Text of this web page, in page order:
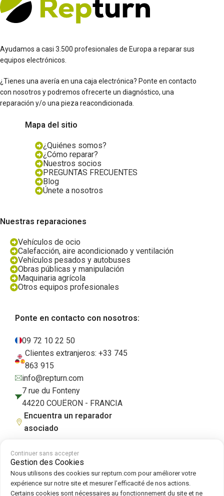
Ayudamos a casi 3.500 profesionales de Europa a reparar sus
equipos electrónicos.
¿Tienes una avería en una caja electrónica? Ponte en contacto
con nosotros y podremos ofrecerte un diagnóstico, una
reparación y/o una pieza reacondicionada.
Mapa del sitio
¿Quiénes somos?
¿Cómo reparar?
Nuestros socios
PREGUNTAS FRECUENTES
Blog
Únete a nosotros
Nuestras reparaciones
Vehículos de ocio
Calefacción, aire acondicionado y ventilación
Vehículos pesados y autobuses
Obras públicas y manipulación
Maquinaria agrícola
Otros equipos profesionales
Ponte en contacto con nosotros:
09 72 10 22 50
Clientes extranjeros: +33 745
863 915
info@repturn.com
7 rue du Fonteny
44220 COUËRON - FRANCIA
Encuentra un reparador
asociado
Condiciones generales de venta Aviso legal Política de privacidad
Cookies|Política de cookies
Continuer sans accepter
Gestion des Cookies
Nous utilisons des cookies sur repturn.com pour améliorer votre
expérience sur notre site et mesurer l’efficacité de nos actions.
Certains cookies sont nécessaires au fonctionnement du site et ne